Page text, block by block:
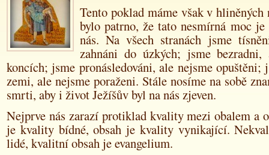
Tento poklad máme však v hliněných
bylo patrno, že tato nesmírná moc
nás. Na všech stranách jsme
zahnáni do úzkých; jsme bezradni,
koncích; jsme pronásledováni, ale nejsme opuštěni;
zemi, ale nejsme poraženi. Stále nosíme na sobě
smrti, aby i život Ježíšův byl na nás zjeven.
Nejprve nás zarazí protiklad kvality mezi obalem a
je kvality bídné, obsah je kvality vynikající.
lidé, kvalitní obsah je evangelium.